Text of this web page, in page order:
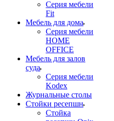
Серия мебели
Fit
Мебель для дома
Серия мебели
HOME
OFFICE
Мебель для залов
суда
Серия мебели
Kodex
Журнальные столы
Стойки ресепшн
Стойка